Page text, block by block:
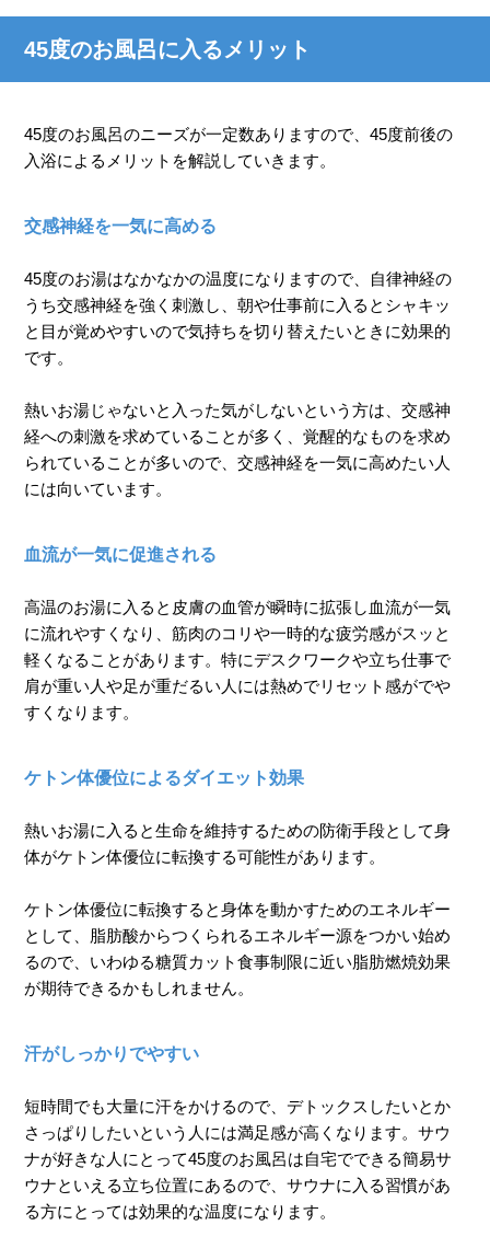
45度のお風呂に入るメリット
45度のお風呂のニーズが一定数ありますので、45度前後の
入浴によるメリットを解説していきます。
交感神経を一気に高める
45度のお湯はなかなかの温度になりますので、自律神経の
うち交感神経を強く刺激し、朝や仕事前に入るとシャキッ
と目が覚めやすいので気持ちを切り替えたいときに効果的
です。
熱いお湯じゃないと入った気がしないという方は、交感神
経への刺激を求めていることが多く、覚醒的なものを求め
られていることが多いので、交感神経を一気に高めたい人
には向いています。
血流が一気に促進される
高温のお湯に入ると皮膚の血管が瞬時に拡張し血流が一気
に流れやすくなり、筋肉のコリや一時的な疲労感がスッと
軽くなることがあります。特にデスクワークや立ち仕事で
肩が重い人や足が重だるい人には熱めでリセット感がでや
すくなります。
ケトン体優位によるダイエット効果
熱いお湯に入ると生命を維持するための防衛手段として身
体がケトン体優位に転換する可能性があります。
ケトン体優位に転換すると身体を動かすためのエネルギー
として、脂肪酸からつくられるエネルギー源をつかい始め
るので、いわゆる糖質カット食事制限に近い脂肪燃焼効果
が期待できるかもしれません。
汗がしっかりでやすい
短時間でも大量に汗をかけるので、デトックスしたいとか
さっぱりしたいという人には満足感が高くなります。サウ
ナが好きな人にとって45度のお風呂は自宅でできる簡易サ
ウナといえる立ち位置にあるので、サウナに入る習慣があ
る方にとっては効果的な温度になります。